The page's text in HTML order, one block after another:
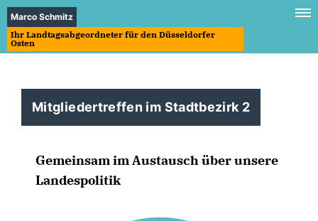
Marco Schmitz
Ihr Landtagsabgeordneter für den Düsseldorfer
Osten
Mitgliedertreffen im Stadtbezirk 2
Gemeinsam im Austausch über unsere
Landespolitik